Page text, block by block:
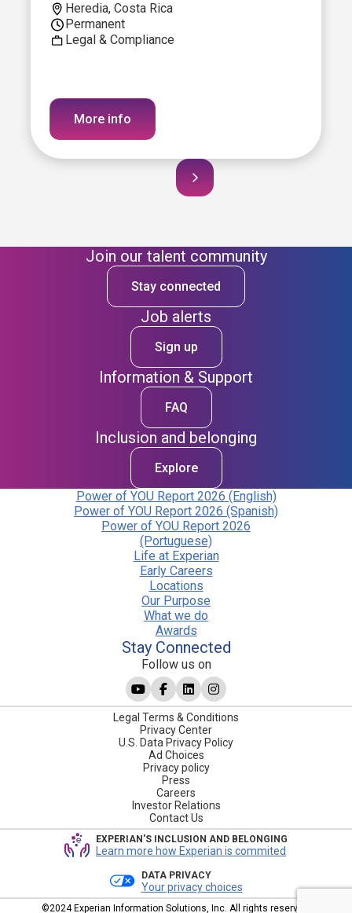
Heredia, Costa Rica
Permanent
Legal & Compliance
More info
Join our talent community
Stay connected
Job alerts
Sign up
Information & Support
FAQ
Inclusion and belonging
Explore
Power of YOU Report 2026 (English)
Power of YOU Report 2026 (Spanish)
Power of YOU Report 2026
(Portuguese)
Life at Experian
Early Careers
Locations
Our Purpose
What we do
Awards
Stay Connected
Follow us on
Legal Terms & Conditions
Privacy Center
U.S. Data Privacy Policy
Ad Choices
Privacy policy
Press
Careers
Investor Relations
Contact Us
EXPERIAN'S INCLUSION AND BELONGING
Learn more how Experian is commited
DATA PRIVACY
Your privacy choices
©2024 Experian Information Solutions, Inc. All rights reserved.